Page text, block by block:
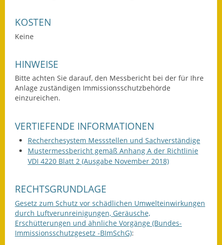
Klimaschutzagentur
Feuerwehr
Freizeit- & Sportstätten
Gesundheit & Soziales
Kirchen
Termine &
Veranstaltungen
KOSTEN
Keine
HINWEISE
Bitte achten Sie darauf, den Messbericht bei der für Ihre
Anlage zuständigen Immissionsschutzbehörde
einzureichen.
VERTIEFENDE INFORMATIONEN
Recherchesystem Messstellen und Sachverständige
Mustermessbericht gemäß Anhang A der Richtlinie
VDI 4220 Blatt 2 (Ausgabe November 2018)
RECHTSGRUNDLAGE
Gesetz zum Schutz vor schädlichen Umwelteinwirkungen
durch Luftverunreinigungen, Geräusche,
Erschütterungen und ähnliche Vorgänge (Bundes-
Immissionsschutzgesetz -BImSchG):